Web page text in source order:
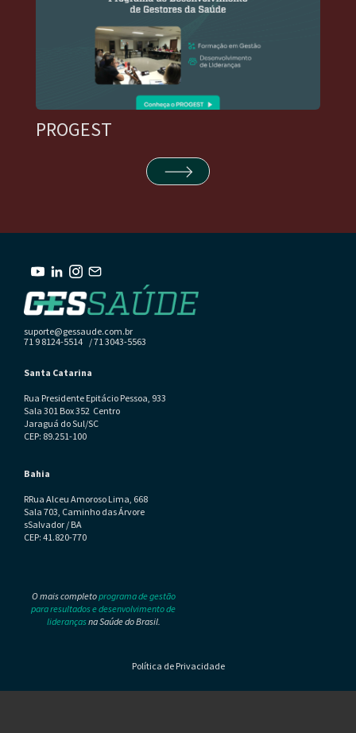
PROGEST
suporte@gessaude.com.br
71 9 8124-5514 / 71 3043-5563
Santa Catarina
Rua Presidente Epitácio Pessoa, 933
Sala 301 Box 352 Centro
Jaraguá do Sul/SC
CEP: 89.251-100
Bahia
RRua Alceu Amoroso Lima, 668
Sala 703, Caminho das Árvore
sSalvador / BA
CEP: 41.820-770
O mais completoprograma de gestão
para resultados e desenvolvimento de
liderançasna Saúde do Brasil.
Política de Privacidade